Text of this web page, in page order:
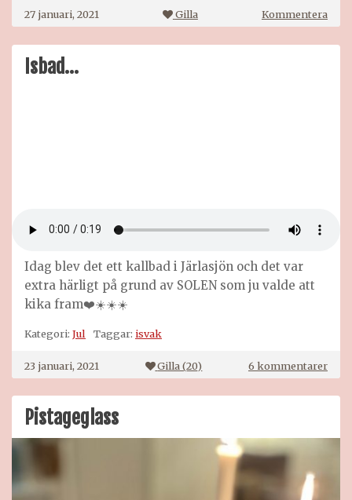
27 januari, 2021 Gilla Kommenterapå
Isbad…
Idag blev det ett kallbad i Järlasjön och det var
extra härligt på grund av SOLEN som ju valde att
kika fram❤️☀️☀️☀️
Kategori: Jul Taggar: isvak
23 januari, 2021 Gilla (20) 6 kommentarertill
Pistageglass